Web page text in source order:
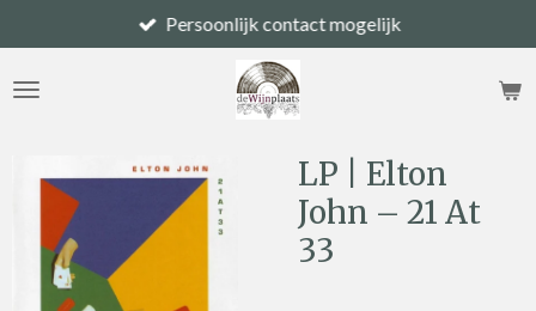
direct
naar
Persoonlijk contact mogelijk
LP | Elton
John – 21 At
33